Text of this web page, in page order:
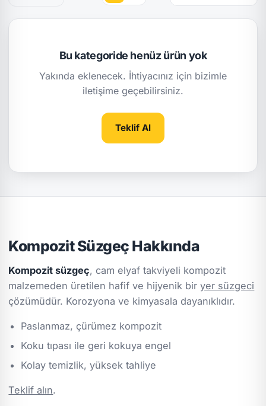
Bu kategoride henüz ürün yok
Yakında eklenecek. İhtiyacınız için bizimle
iletişime geçebilirsiniz.
Teklif Al
Kompozit Süzgeç Hakkında
Kompozit süzgeç, cam elyaf takviyeli kompozit
malzemeden üretilen hafif ve hijyenik biryer süzgeci
çözümüdür. Korozyona ve kimyasala dayanıklıdır.
Paslanmaz, çürümez kompozit
Koku tıpası ile geri kokuya engel
Kolay temizlik, yüksek tahliye
Teklif alın.